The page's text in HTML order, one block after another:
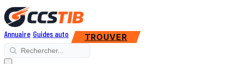
Annuaire Guides auto TROUVER